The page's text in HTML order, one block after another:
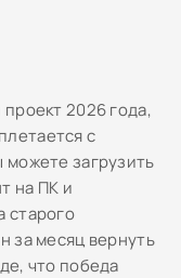
2026 года,
с
загрузить
на ПК и
старого
за месяц вернуть
что победа